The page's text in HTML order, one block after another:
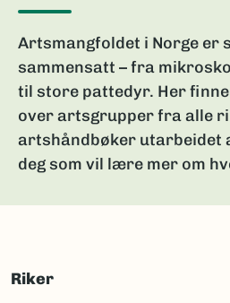
Artsmangfoldet i Norge er
sammensatt – fra
til store pattedyr. Her
over artsgrupper fra alle
artshåndbøker utarbeidet
deg som vil lære mer om
Riker